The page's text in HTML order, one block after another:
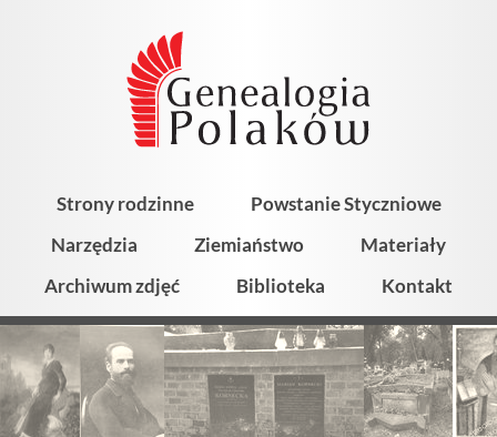
Strony rodzinne
Powstanie Styczniowe
Narzędzia
Ziemiaństwo
Materiały
Archiwum zdjęć
Biblioteka Kontakt